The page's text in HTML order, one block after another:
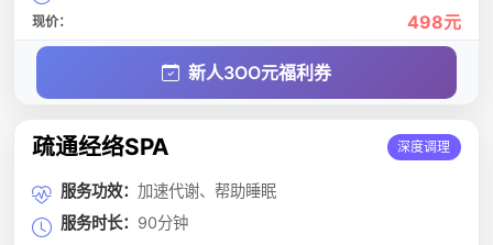
现价： 498元
新人3OO元福利券
疏通经络SPA 深度调理
服务功效： 加速代谢、帮助睡眠
服务时长： 90分钟